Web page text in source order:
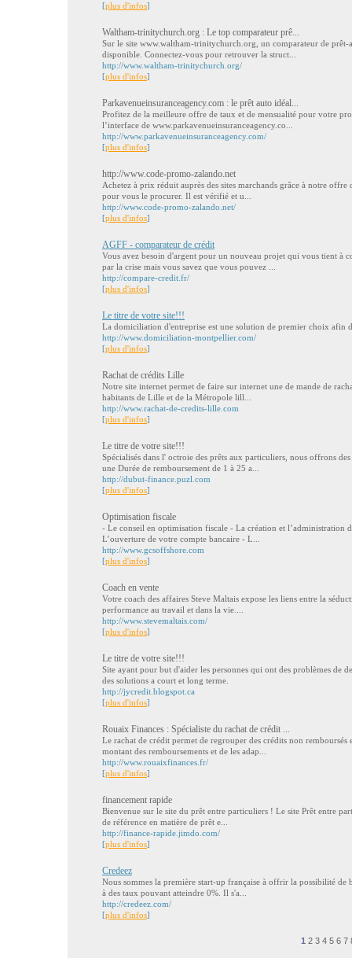
[plus d'infos]
Waltham-trinitychurch.org : Le top comparateur prê...
Sur le site www.waltham-trinitychurch.org, un comparateur de prêt-
disponible. Connectez-vous pour retrouver la struct...
http://www.waltham-trinitychurch.org/
[plus d'infos]
Parkavenueinsuranceagency.com : le prêt auto idéal...
Profitez de la meilleure offre de taux et de mensualité pour votre
l’interface de www.parkavenueinsuranceagency.co...
http://www.parkavenueinsuranceagency.com/
[plus d'infos]
http://www.code-promo-zalando.net
Achetez à prix réduit auprès des sites marchands grâce à notre
pour vous le procurer. Il est vérifié et u...
http://www.code-promo-zalando.net/
[plus d'infos]
AGFF - comparateur de crédit
Vous avez besoin d'argent pour un nouveau projet qui vous tient à
par la crise mais vous savez que vous pouvez ...
http://compare-credit.fr/
[plus d'infos]
Le titre de votre site!!!
La domiciliation d'entreprise est une solution de premier choix afin
http://www.domiciliation-montpellier.com/
[plus d'infos]
Rachat de crédits Lille
Notre site internet permet de faire sur internet une de mande de
habitants de Lille et de la Métropole lill...
http://www.rachat-de-credits-lille.com
[plus d'infos]
Le titre de votre site!!!
Spécialisés dans l' octroie des prêts aux particuliers, nous offrons
une Durée de remboursement de 1 à 25 a...
http://dubut-finance.puzl.com
[plus d'infos]
Optimisation fiscale
- Le conseil en optimisation fiscale - La création et l’administration
L’ouverture de votre compte bancaire - L...
http://www.gcsoffshore.com
[plus d'infos]
Coach en vente
Votre coach des affaires Steve Maltais expose les liens entre la
performance au travail et dans la vie....
http://www.stevemaltais.com/
[plus d'infos]
Le titre de votre site!!!
Site ayant pour but d'aider les personnes qui ont des problèmes de
des solutions a court et long terme.
http://jycredit.blogspot.ca
[plus d'infos]
Rouaix Finances : Spécialiste du rachat de crédit ...
Le rachat de crédit permet de regrouper des crédits non
montant des remboursements et de les adap...
http://www.rouaixfinances.fr/
[plus d'infos]
financement rapide
Bienvenue sur le site du prêt entre particuliers ! Le site Prêt entre
de référence en matière de prêt e...
http://finance-rapide.jimdo.com/
[plus d'infos]
Credeez
Nous sommes la première start-up française à offrir la possibilité de
à des taux pouvant atteindre 0%. Il s'a...
http://credeez.com/
[plus d'infos]
1 2 3 4 5 6 7